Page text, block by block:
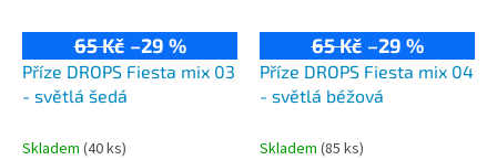
65 Kč –29 %
Příze DROPS Fiesta mix 03
- světlá šedá
Skladem (40 ks)
65 Kč –29 %
Příze DROPS Fiesta mix 04
- světlá béžová
Skladem (85 ks)